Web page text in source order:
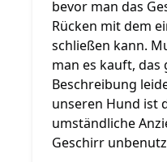
bevor man das
Rücken mit dem
schließen kann.
man es kauft, das
Beschreibung
unseren Hund ist
umständliche
Geschirr